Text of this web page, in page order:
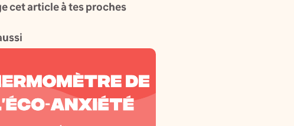
cet article à tes proches